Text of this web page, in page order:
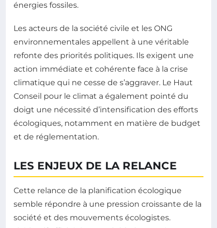
énergies fossiles.
Les acteurs de la société civile et les ONG
environnementales appellent à une véritable
refonte des priorités politiques. Ils exigent une
action immédiate et cohérente face à la crise
climatique qui ne cesse de s’aggraver. Le Haut
Conseil pour le climat a également pointé du
doigt une nécessité d’intensification des efforts
écologiques, notamment en matière de budget
et de réglementation.
LES ENJEUX DE LA RELANCE
Cette relance de la planification écologique
semble répondre à une pression croissante de la
société et des mouvements écologistes.